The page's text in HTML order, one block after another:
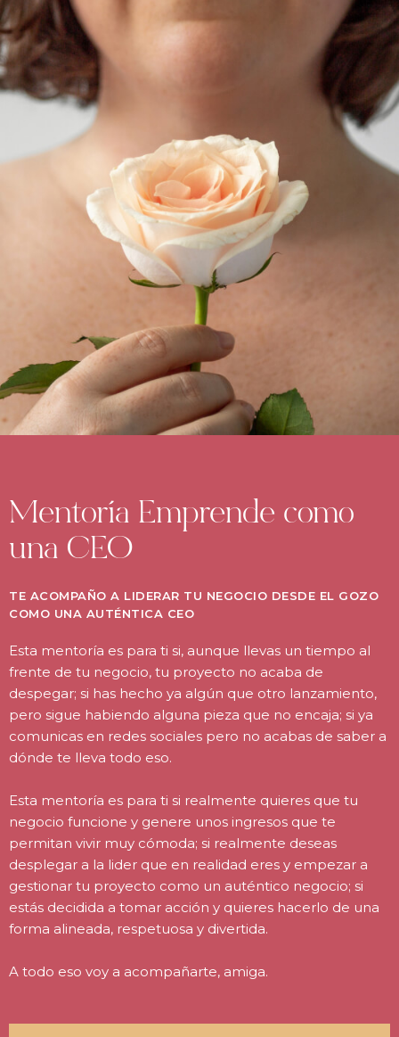
Mentoría Emprende como
una CEO
TE ACOMPAÑO A LIDERAR TU NEGOCIO DESDE EL GOZO
COMO UNA AUTÉNTICA CEO
Esta mentoría es para ti si, aunque llevas un tiempo al
frente de tu negocio, tu proyecto no acaba de
despegar; si has hecho ya algún que otro lanzamiento,
pero sigue habiendo alguna pieza que no encaja; si ya
comunicas en redes sociales pero no acabas de saber a
dónde te lleva todo eso.
Esta mentoría es para ti si realmente quieres que tu
negocio funcione y genere unos ingresos que te
permitan vivir muy cómoda; si realmente deseas
desplegar a la lider que en realidad eres y empezar a
gestionar tu proyecto como un auténtico negocio; si
estás decidida a tomar acción y quieres hacerlo de una
forma alineada, respetuosa y divertida.
A todo eso voy a acompañarte, amiga.